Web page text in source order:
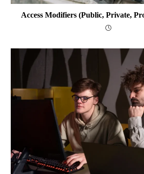
Access Modifiers (public, Private,